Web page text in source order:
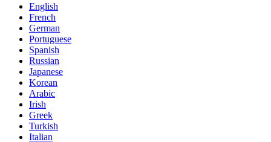
English
French
German
Portuguese
Spanish
Russian
Japanese
Korean
Arabic
Irish
Greek
Turkish
Italian